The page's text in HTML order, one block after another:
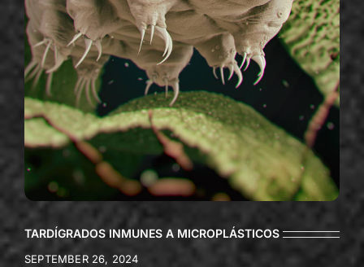
TARDÍGRADOS INMUNES A MICROPLÁSTICOS
SEPTEMBER 26, 2024